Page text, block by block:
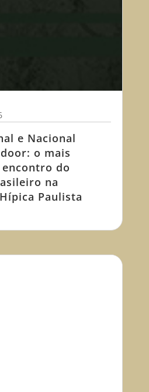
e Nacional
o mais
do
na
Paulista